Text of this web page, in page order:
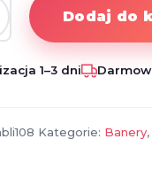
Dodaj do
1–3 dni
Kategorie: Banery